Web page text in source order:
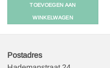
TOEVOEGEN AAN
WINKELWAGEN
Postadres